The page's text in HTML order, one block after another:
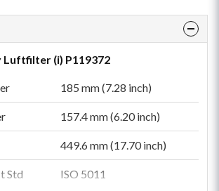
Luftfilter (i) P119372
185 mm (7.28 inch)
157.4 mm (6.20 inch)
449.6 mm (17.70 inch)
Std ISO 5011